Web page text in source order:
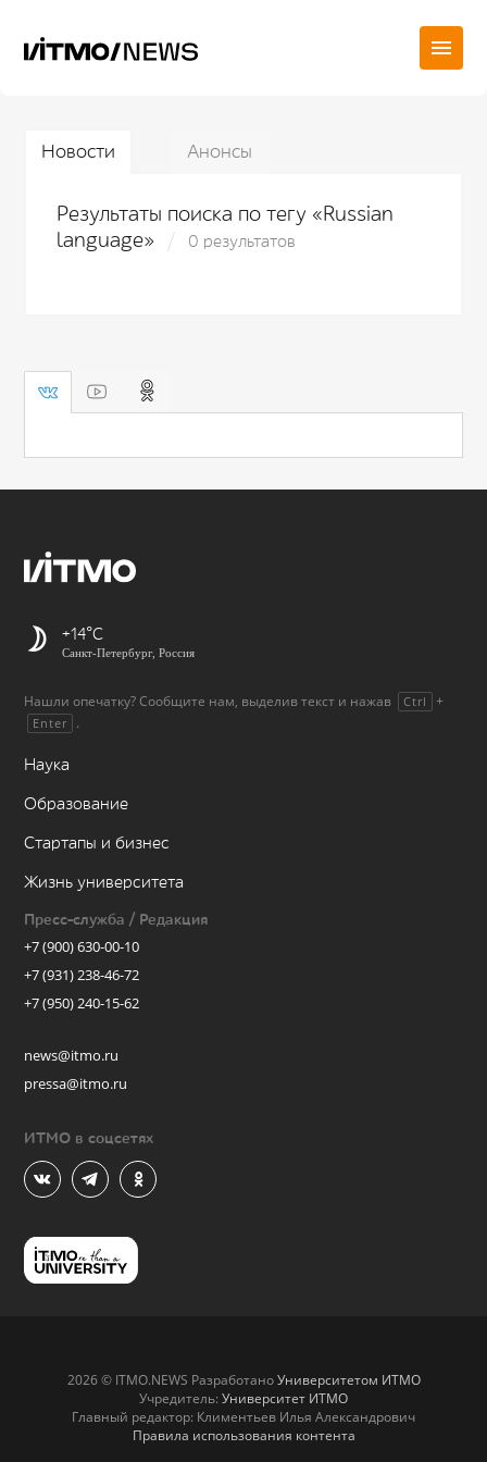
Новости Анонсы
Результаты поиска по тегу «Russian
language»
0 результатов
+14
Санкт-Петербург, Россия
Нашли опечатку? Сообщите нам, выделив текст и нажав Ctrl +
Enter .
Наука
Образование
Стартапы и бизнес
Жизнь университета
Пресс-служба / Редакция
+7 (900) 630-00-10
+7 (931) 238-46-72
+7 (950) 240-15-62
news@itmo.ru
pressa@itmo.ru
ИТМО в соцсетях
2026 © ITMO.NEWS РазработаноУниверситетом ИТМО
Учредитель: Университет ИТМО
Главный редактор: Климентьев Илья Александрович
Правила использования контента